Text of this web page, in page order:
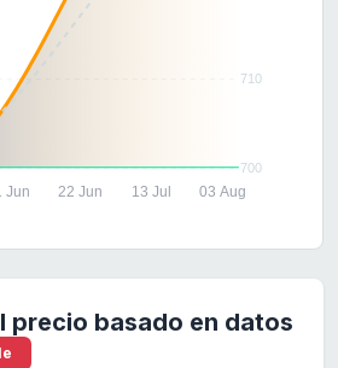
710
700
Jun 22 Jun 13 Jul 03 Aug
precio basado en datos